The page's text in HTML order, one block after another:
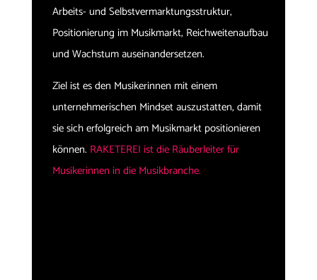
Arbeits- und Selbstvermarktungsstruktur,
Positionierung im Musikmarkt, Reichweitenaufbau
und Wachstum auseinandersetzen.
Ziel ist es den Musikerinnen mit einem
unternehmerischen Mindset auszustatten, damit
sie sich erfolgreich am Musikmarkt positionieren
können. RAKETEREI ist die Räuberleiter für
Musikerinnen in die Musikbranche.